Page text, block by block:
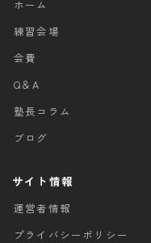
ホーム
練習会場
会費
Q＆A
塾長コラム
ブログ
サイト情報
運営者情報
プライバシーポリシー